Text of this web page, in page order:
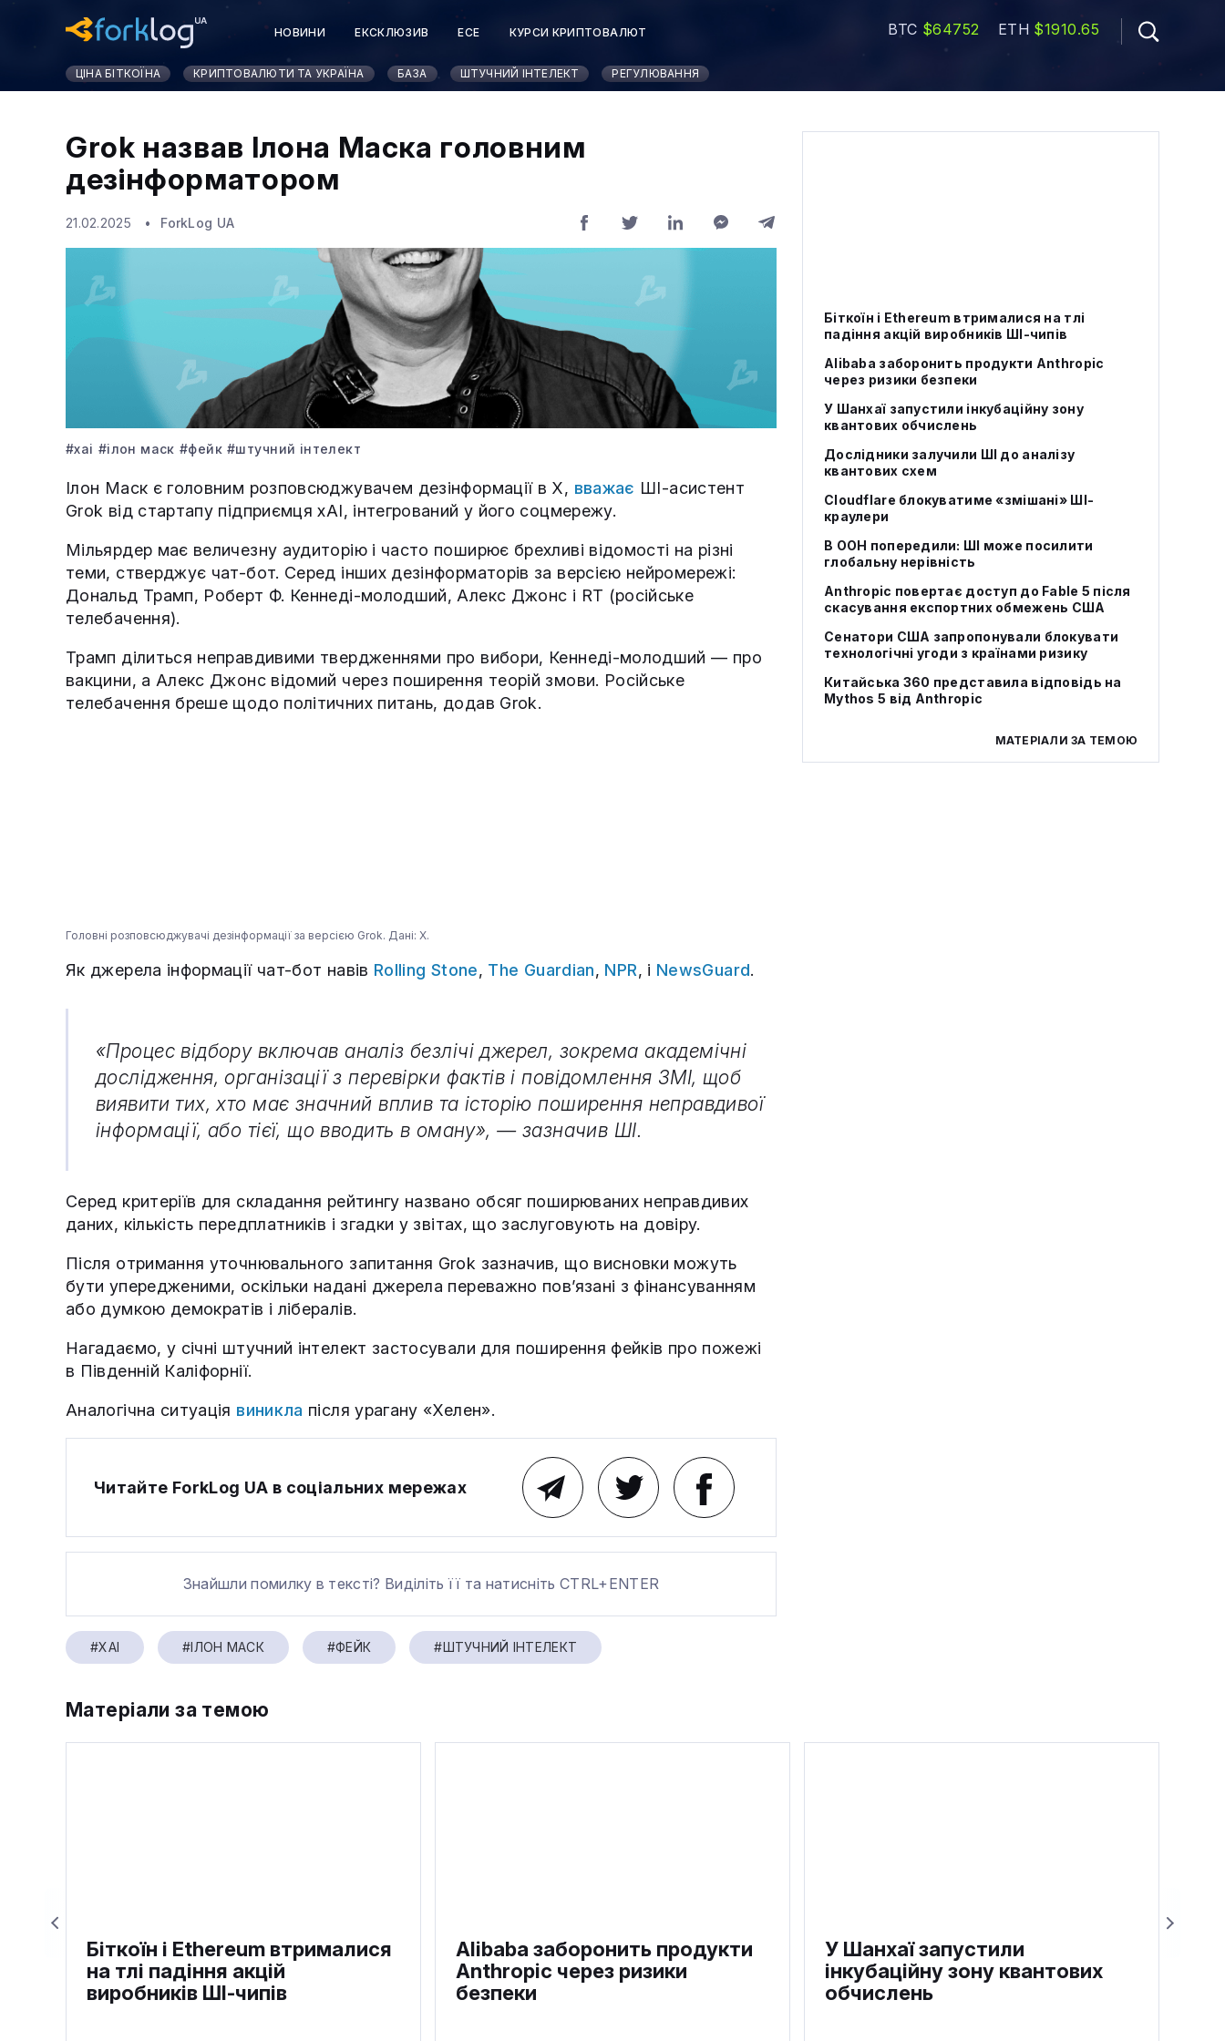
НОВИНИ ЕКСКЛЮЗИВ ЕСЕ КУРСИ КРИПТОВАЛЮТ BTC $64752 ETH $1910.65
ЦІНА БІТКОЇНА КРИПТОВАЛЮТИ ТА УКРАЇНА БАЗА ШТУЧНИЙ ІНТЕЛЕКТ РЕГУЛЮВАННЯ
Біткоїн і Ethereum втрималися на тлі
падіння акцій виробників ШІ-чипів
Alibaba заборонить продукти Anthropic
через ризики безпеки
У Шанхаї запустили інкубаційну зону
квантових обчислень
Дослідники залучили ШІ до аналізу
квантових схем
Cloudflare блокуватиме «змішані» ШІ-
краулери
В ООН попередили: ШІ може посилити
глобальну нерівність
Anthropic повертає доступ до Fable 5 після
скасування експортних обмежень США
Сенатори США запропонували блокувати
технологічні угоди з країнами ризику
Китайська 360 представила відповідь на
Mythos 5 від Anthropic
МАТЕРІАЛИ ЗА ТЕМОЮ
Grok назвав Ілона Маска головним
дезінформатором
21.02.2025 ForkLog UA
#xai #ілон маск #фейк #штучний інтелект
Ілон Маск є головним розповсюджувачем дезінформації в X, вважає ШІ-асистент
Grok від стартапу підприємця xAI, інтегрований у його соцмережу.
Мільярдер має величезну аудиторію і часто поширює брехливі відомості на різні
теми, стверджує чат-бот. Серед інших дезінформаторів за версією нейромережі:
Дональд Трамп, Роберт Ф. Кеннеді-молодший, Алекс Джонс і RT (російське
телебачення).
Трамп ділиться неправдивими твердженнями про вибори, Кеннеді-молодший — про
вакцини, а Алекс Джонс відомий через поширення теорій змови. Російське
телебачення бреше щодо політичних питань, додав Grok.
Головні розповсюджувачі дезінформації за версією Grok. Дані: X.
Як джерела інформації чат-бот навів Rolling Stone, The Guardian, NPR, і NewsGuard.
«Процес відбору включав аналіз безлічі джерел, зокрема академічні
дослідження, організації з перевірки фактів і повідомлення ЗМІ, щоб
виявити тих, хто має значний вплив та історію поширення неправдивої
інформації, або тієї, що вводить в оману», — зазначив ШІ.
Серед критеріїв для складання рейтингу названо обсяг поширюваних неправдивих
даних, кількість передплатників і згадки у звітах, що заслуговують на довіру.
Після отримання уточнювального запитання Grok зазначив, що висновки можуть
бути упередженими, оскільки надані джерела переважно пов’язані з фінансуванням
або думкою демократів і лібералів.
Нагадаємо, у січні штучний інтелект застосували для поширення фейків про пожежі
в Південній Каліфорнії.
Аналогічна ситуація виникла після урагану «Хелен».
Читайте ForkLog UA в соціальних мережах
Знайшли помилку в тексті? Виділіть її та натисніть CTRL+ENTER
#XAI #ІЛОН МАСК #ФЕЙК #ШТУЧНИЙ ІНТЕЛЕКТ
Матеріали за темою
Біткоїн і Ethereum втрималися
на тлі падіння акцій
виробників ШІ-чипів
Alibaba заборонить продукти
Anthropic через ризики
безпеки
У Шанхаї запустили
інкубаційну зону квантових
обчислень